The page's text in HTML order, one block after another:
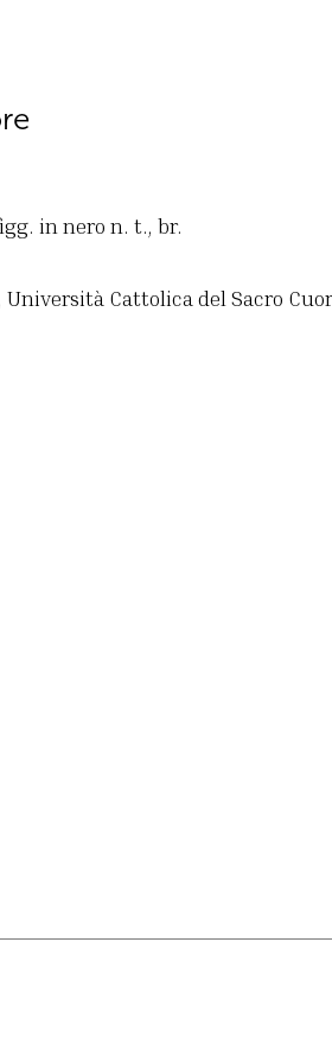
in nero n. t., br.
Cattolica del Sacro